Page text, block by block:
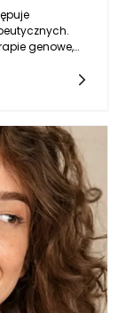
genowe,
ubocznych. Te
co w
tradycyjnych
w
precyzyjne
w
mniej
innowacyjne
co pomaga